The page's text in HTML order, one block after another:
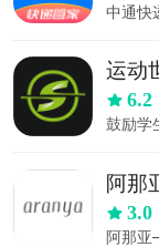
中通快
运动
6.2
鼓励学
阿那
3.0
阿那